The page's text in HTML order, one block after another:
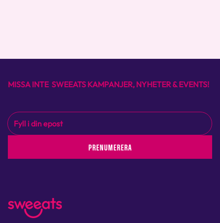
MISSA INTE SWEEATS KAMPANJER, NYHETER & EVENTS!
PRENUMERERA